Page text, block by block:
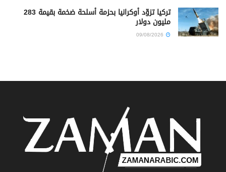
تركيا تزوّد أوكرانيا بحزمة أسلحة ضخمة بقيمة 283
مليون دولار